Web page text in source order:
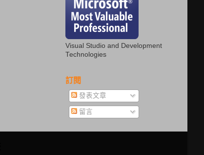
Visual Studio and Development
Technologies
訂閱
發表文章
留言